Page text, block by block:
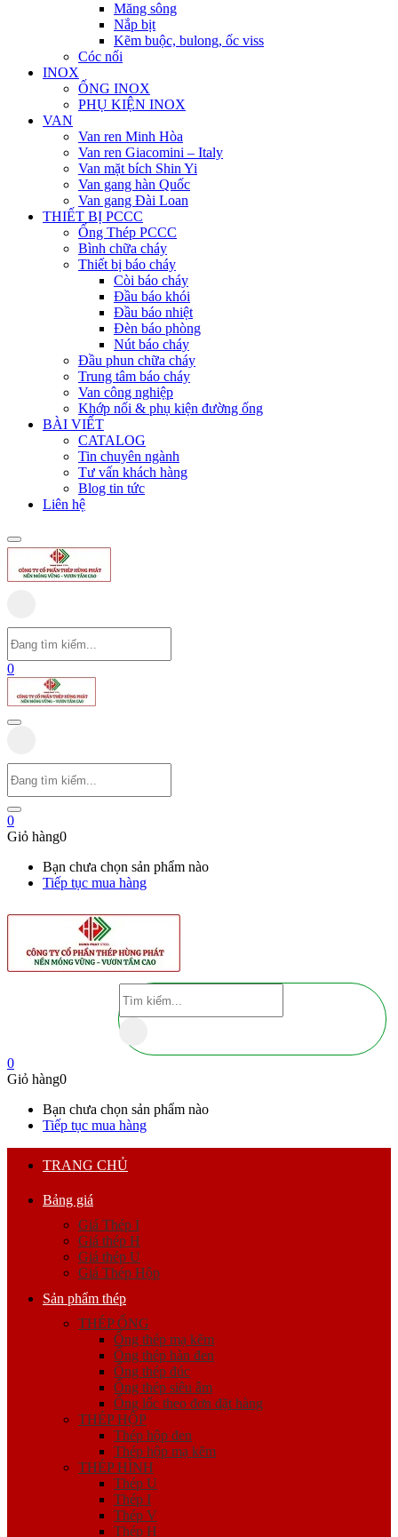
Măng sông
Nắp bịt
Kẽm buộc, bulong, ốc viss
Cóc nối
INOX
ỐNG INOX
PHỤ KIỆN INOX
VAN
Van ren Minh Hòa
Van ren Giacomini – Italy
Van mặt bích Shin Yi
Van gang hàn Quốc
Van gang Đài Loan
THIẾT BỊ PCCC
Ống Thép PCCC
Bình chữa cháy
Thiết bị báo cháy
Còi báo cháy
Đầu báo khói
Đầu báo nhiệt
Đèn báo phòng
Nút báo cháy
Đầu phun chữa cháy
Trung tâm báo cháy
Van công nghiệp
Khớp nối & phụ kiện đường ống
BÀI VIẾT
CATALOG
Tin chuyên ngành
Tư vấn khách hàng
Blog tin tức
Liên hệ
0
0
Giỏ hàng0
Bạn chưa chọn sản phẩm nào
Tiếp tục mua hàng
0
Giỏ hàng0
Bạn chưa chọn sản phẩm nào
Tiếp tục mua hàng
TRANG CHỦ
Bảng giá
Giá Thép I
Giá thép H
Giá thép U
Giá Thép Hộp
Sản phẩm thép
THÉP ỐNG
Ống thép mạ kẽm
Ống thép hàn đen
Ống thép đúc
Ống thép siêu âm
Ống lốc theo đơn đặt hàng
THÉP HỘP
Thép hộp đen
Thép hộp mạ kẽm
THÉP HÌNH
Thép U
Thép I
Thép V
Thép H